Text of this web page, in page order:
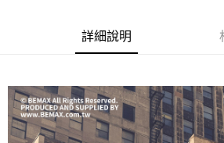
後付繳納相關費用。
※ 交易是否成功請以「AFTEE先享後付 」之結帳
【注意事項】
１．透過由恩沛科技股份有限公司提供之「
易，需依本服務之必要範圍內提供個人資料，並
詳細說明